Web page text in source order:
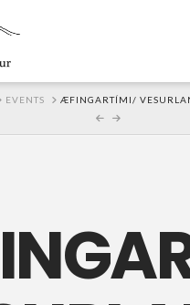
EVENTS ÆFINGARTÍMI/